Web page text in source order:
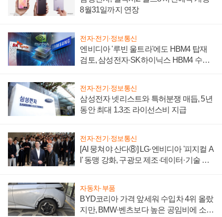
8월31일까지 연장
전자·전기·정보통신
엔비디아 '루빈 울트라'에도 HBM4 탑재
검토, 삼성전자·SK하이닉스 HBM4 수율
전자·전기·정보통신
삼성전자 넷리스트와 특허분쟁 매듭, 5년
동안 최대 1.3조 라이선스비 지급
전자·전기·정보통신
[AI 뭉쳐야 산다⑧] LG·엔비디아 '피지컬 A
I' 동맹 강화, 구광모 제조·데이터·기술 결
자동차·부품
BYD코리아 가격 앞세워 수입차 4위 올랐
지만, BMW·벤츠보다 높은 공임비에 소비